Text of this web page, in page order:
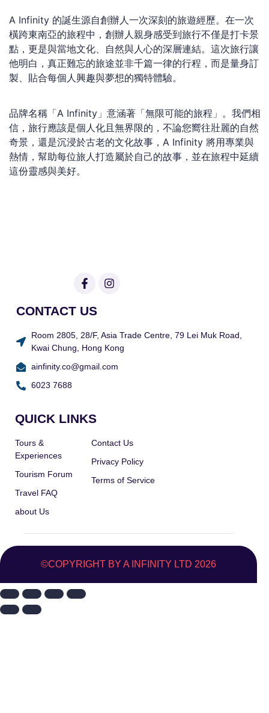
A Infinity 的誕生源自創辦人一次深刻的旅遊經歷。在一次
橫跨東南亞的旅程中，創辦人親身感受到旅行不僅是打卡景
點，更是與當地文化、自然與人心的深層連結。這次旅行讓
他明白，真正難忘的旅途並非千篇一律的行程，而是量身訂
製、貼合每個人興趣與夢想的獨特體驗。
品牌名稱「A Infinity」意涵著「無限可能的旅程」。我們相
信，旅行應該是個人化且無界限的，不論您嚮往壯麗的自然
奇景，還是沉浸於古老的文化故事，A Infinity 將用專業與
熱情，幫助每位旅人打造屬於自己的故事，並在旅程中延續
這份靈感與美好。
CONTACT US
Room 2805, 28/F, Asia Trade Centre, 79 Lei Muk Road,
Kwai Chung, Hong Kong
ainfinity.co@gmail.com
6023 7688
QUICK LINKS
Tours &
Experiences
Tourism Forum
Travel FAQ
about Us
Contact Us
Privacy Policy
Terms of Service
©COPYRIGHT BY A INFINITY LTD 2026